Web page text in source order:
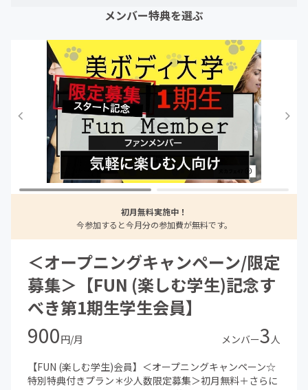
メンバー特典を選ぶ
初月無料実施中！
今参加すると今月分の参加費が無料です。
＜オープニングキャンペーン/限定
募集＞【FUN (楽しむ学生)記念す
べき第1期生学生会員】
900円/月 メンバー3人
【FUN (楽しむ学生)会員】＜オープニングキャンペーン☆
特別特典付きプラン＊少人数限定募集＞初月無料＋さらに